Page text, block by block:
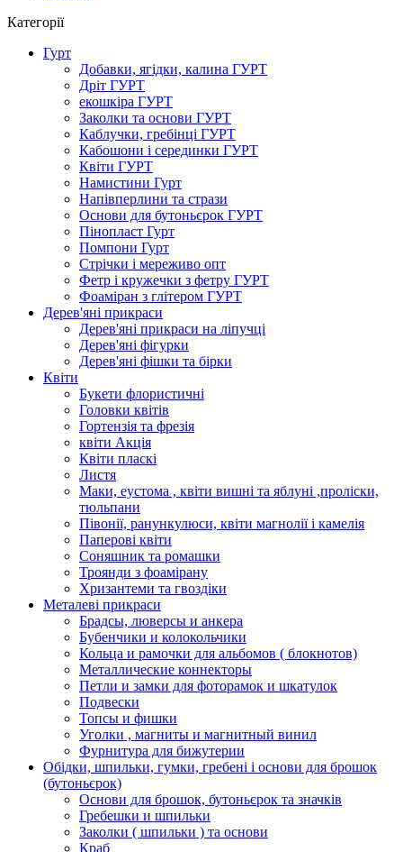
Категорії
Гурт
Добавки, ягідки, калина ГУРТ
Дріт ГУРТ
екошкіра ГУРТ
Заколки та основи ГУРТ
Каблучки, гребінці ГУРТ
Кабошони і серединки ГУРТ
Квіти ГУРТ
Намистини Гурт
Напівперлини та стрази
Основи для бутоньєрок ГУРТ
Пінопласт Гурт
Помпони Гурт
Стрічки і мереживо опт
Фетр і кружечки з фетру ГУРТ
Фоаміран з глітером ГУРТ
Дерев'яні прикраси
Дерев'яні прикраси на ліпучці
Дерев'яні фігурки
Дерев'яні фішки та бірки
Квіти
Букети флористичні
Головки квітів
Гортензія та фрезія
квіти Акція
Квіти пласкі
Листя
Маки, еустома , квіти вишні та яблуні ,проліски,
тюльпани
Півонії, ранункулюси, квіти магнолії і камелія
Паперові квіти
Соняшник та ромашки
Троянди з фоамірану
Хризантеми та гвоздіки
Металеві прикраси
Брадсы, люверсы и анкера
Бубенчики и колокольчики
Кольца и рамочки для альбомов ( блокнотов)
Металлические коннекторы
Петли и замки для фоторамок и шкатулок
Подвески
Топсы и фишки
Уголки , магниты и магнитный винил
Фурнитура для бижутерии
Обідки, шпильки, гумки, гребені і основи для брошок
(бутоньєрок)
Основи для брошок, бутоньєрок та значків
Гребешки и шпильки
Заколки ( шпильки ) та основи
Краб